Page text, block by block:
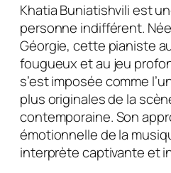
Khatia Buniatishvili est
personne indifférent.
Géorgie, cette pianiste
fougueux et au jeu
s’est imposée comme
plus originales de la
contemporaine. Son
émotionnelle de la
interprète captivante et